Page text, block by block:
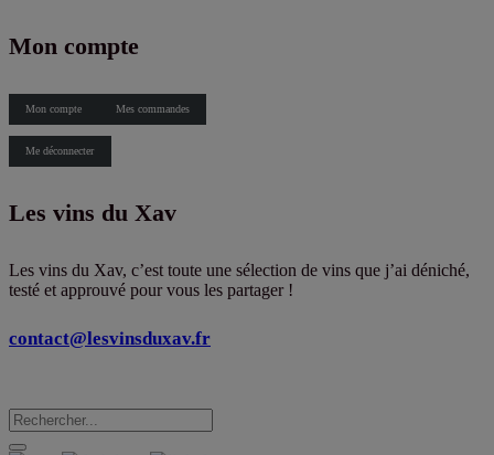
Mon compte
Mon compte Mes commandes
Me déconnecter
Les vins du Xav
Les vins du Xav, c’est toute une sélection de vins que j’ai déniché,
testé et approuvé pour vous les partager !
contact@lesvinsduxav.fr